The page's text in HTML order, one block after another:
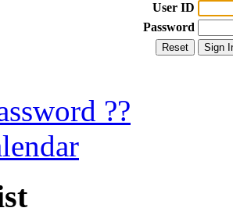
User ID
Password
??